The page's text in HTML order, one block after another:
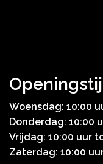
Woensdag: 10:00
Donderdag: 10:00
Vrijdag: 10:00 uur
Zaterdag: 10:00